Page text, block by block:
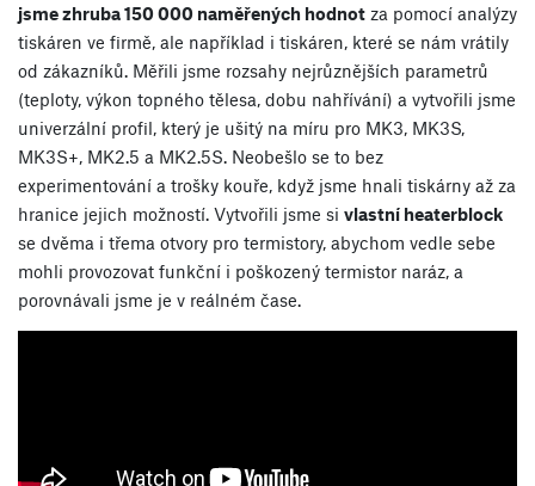
jsme zhruba 150 000 naměřených hodnot za pomocí analýzy
tiskáren ve firmě, ale například i tiskáren, které se nám vrátily
od zákazníků. Měřili jsme rozsahy nejrůznějších parametrů
(teploty, výkon topného tělesa, dobu nahřívání) a vytvořili jsme
univerzální profil, který je ušitý na míru pro MK3, MK3S,
MK3S+, MK2.5 a MK2.5S. Neobešlo se to bez
experimentování a trošky kouře, když jsme hnali tiskárny až za
hranice jejich možností. Vytvořili jsme si vlastní heaterblock
se dvěma i třema otvory pro termistory, abychom vedle sebe
mohli provozovat funkční i poškozený termistor naráz, a
porovnávali jsme je v reálném čase.